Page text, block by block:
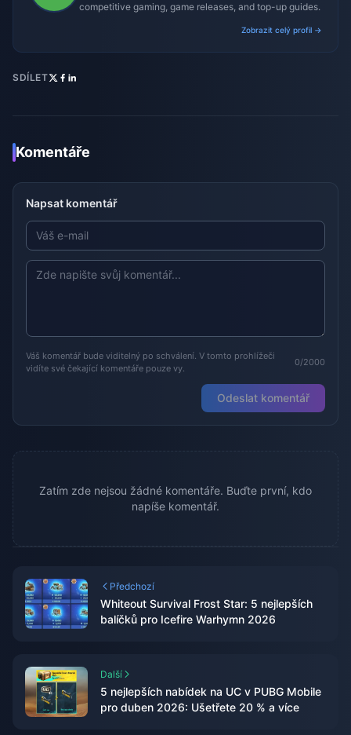
competitive gaming, game releases, and top-up guides.
Zobrazit celý profil →
SDÍLET
Komentáře
Napsat komentář
Váš komentář bude viditelný po schválení. V tomto prohlížeči
vidíte své čekající komentáře pouze vy.
0/2000
Odeslat komentář
Zatím zde nejsou žádné komentáře. Buďte první, kdo
napíše komentář.
Předchozí
Whiteout Survival Frost Star: 5 nejlepších
balíčků pro Icefire Warhymn 2026
Další
5 nejlepších nabídek na UC v PUBG Mobile
pro duben 2026: Ušetřete 20 % a více